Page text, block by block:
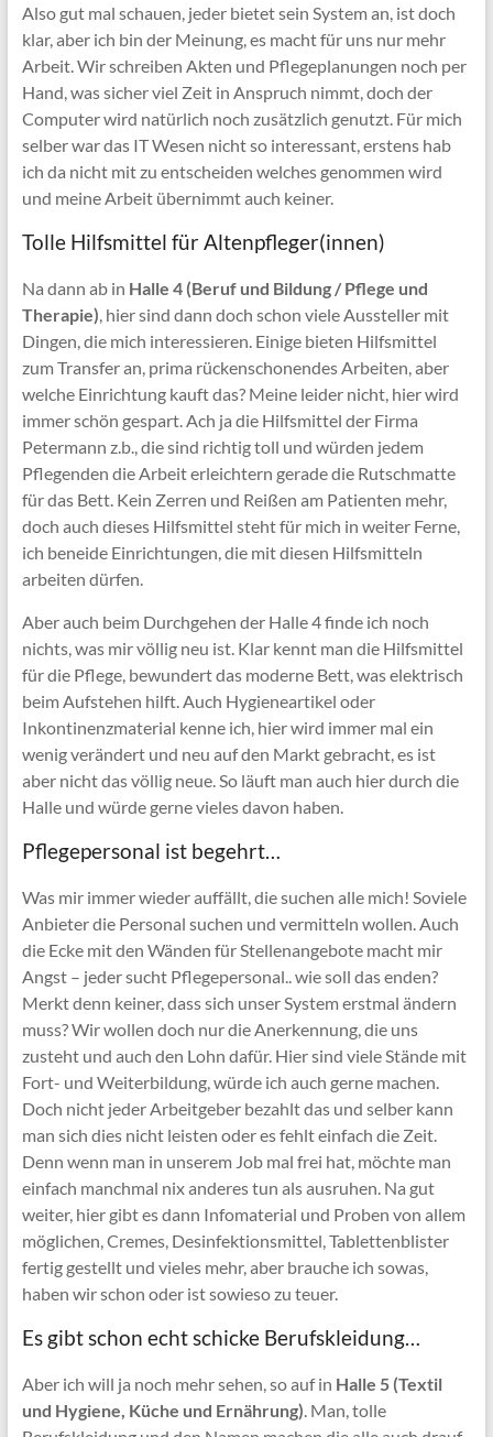
Also gut mal schauen, jeder bietet sein System an, ist doch
klar, aber ich bin der Meinung, es macht für uns nur mehr
Arbeit. Wir schreiben Akten und Pflegeplanungen noch per
Hand, was sicher viel Zeit in Anspruch nimmt, doch der
Computer wird natürlich noch zusätzlich genutzt. Für mich
selber war das IT Wesen nicht so interessant, erstens hab
ich da nicht mit zu entscheiden welches genommen wird
und meine Arbeit übernimmt auch keiner.
Tolle Hilfsmittel für Altenpfleger(innen)
Na dann ab in Halle 4 (Beruf und Bildung / Pflege und
Therapie) , hier sind dann doch schon viele Aussteller mit
Dingen, die mich interessieren. Einige bieten Hilfsmittel
zum Transfer an, prima rückenschonendes Arbeiten, aber
welche Einrichtung kauft das? Meine leider nicht, hier wird
immer schön gespart. Ach ja die Hilfsmittel der Firma
Petermann z.b., die sind richtig toll und würden jedem
Pflegenden die Arbeit erleichtern gerade die Rutschmatte
für das Bett. Kein Zerren und Reißen am Patienten mehr,
doch auch dieses Hilfsmittel steht für mich in weiter Ferne,
ich beneide Einrichtungen, die mit diesen Hilfsmitteln
arbeiten dürfen.
Aber auch beim Durchgehen der Halle 4 finde ich noch
nichts, was mir völlig neu ist. Klar kennt man die Hilfsmittel
für die Pflege, bewundert das moderne Bett, was elektrisch
beim Aufstehen hilft. Auch Hygieneartikel oder
Inkontinenzmaterial kenne ich, hier wird immer mal ein
wenig verändert und neu auf den Markt gebracht, es ist
aber nicht das völlig neue. So läuft man auch hier durch die
Halle und würde gerne vieles davon haben.
Pflegepersonal ist begehrt…
Was mir immer wieder auffällt, die suchen alle mich! Soviele
Anbieter die Personal suchen und vermitteln wollen. Auch
die Ecke mit den Wänden für Stellenangebote macht mir
Angst – jeder sucht Pflegepersonal.. wie soll das enden?
Merkt denn keiner, dass sich unser System erstmal ändern
muss? Wir wollen doch nur die Anerkennung, die uns
zusteht und auch den Lohn dafür. Hier sind viele Stände mit
Fort- und Weiterbildung, würde ich auch gerne machen.
Doch nicht jeder Arbeitgeber bezahlt das und selber kann
man sich dies nicht leisten oder es fehlt einfach die Zeit.
Denn wenn man in unserem Job mal frei hat, möchte man
einfach manchmal nix anderes tun als ausruhen. Na gut
weiter, hier gibt es dann Infomaterial und Proben von allem
möglichen, Cremes, Desinfektionsmittel, Tablettenblister
fertig gestellt und vieles mehr, aber brauche ich sowas,
haben wir schon oder ist sowieso zu teuer.
Es gibt schon echt schicke Berufskleidung…
Aber ich will ja noch mehr sehen, so auf in Halle 5 (Textil
und Hygiene, Küche und Ernährung) . Man, tolle